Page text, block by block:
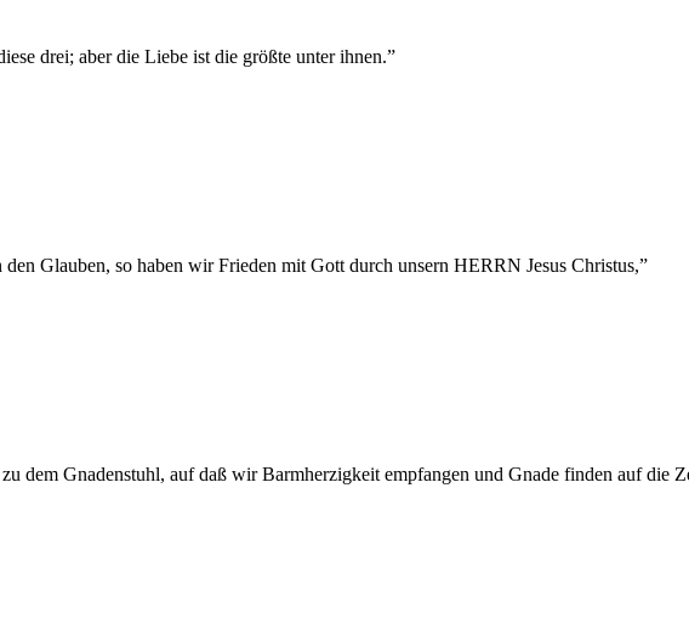
drei; aber die Liebe ist die größte unter ihnen.”
Glauben, so haben wir Frieden mit Gott durch unsern HERRN Jesus Christus,”
dem Gnadenstuhl, auf daß wir Barmherzigkeit empfangen und Gnade finden auf die